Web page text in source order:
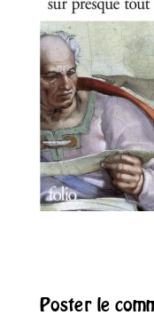
Poster le